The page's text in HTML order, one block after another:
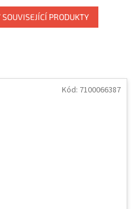
PRODUKTY
Kód: 7100066387